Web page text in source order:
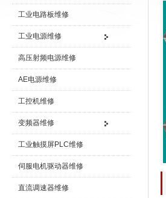
工业电路板维修
工业电源维修
高压射频电源维修
AE电源维修
工控机维修
变频器维修
工业触摸屏PLC维修
伺服电机驱动器维修
直流调速器维修